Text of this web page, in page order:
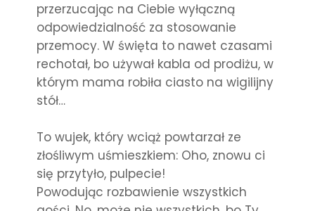
przerzucając na Ciebie wyłączną
odpowiedzialność za stosowanie
przemocy. W święta to nawet czasami
rechotał, bo używał kabla od prodiżu, w
którym mama robiła ciasto na wigilijny
stół…
To wujek, który wciąż powtarzał ze
złośliwym uśmieszkiem: Oho, znowu ci
się przytyło, pulpecie!
Powodując rozbawienie wszystkich